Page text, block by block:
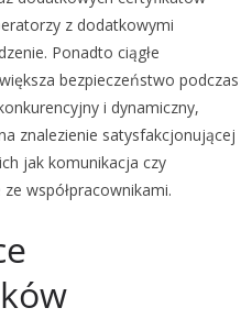
z dodatkowymi
Ponadto ciągłe
bezpieczeństwo podczas
i dynamiczny,
znalezienie satysfakcjonującej
jak komunikacja czy
współpracownikami.